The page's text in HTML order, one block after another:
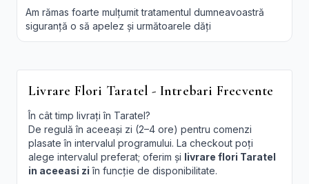
Am rămas foarte mulțumit tratamentul dumneavoastră
siguranță o să apelez și următoarele dăți
Livrare Flori Taratel - Intrebari Frecvente
În cât timp livrați în Taratel?
De regulă în aceeași zi (2–4 ore) pentru comenzi
plasate în intervalul programului. La checkout poți
alege intervalul preferat; oferim și livrare flori Taratel
in aceeasi zi în funcție de disponibilitate.